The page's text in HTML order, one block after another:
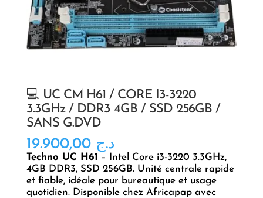
💻 UC CM H61 / CORE I3-3220
3.3GHz / DDR3 4GB / SSD 256GB /
SANS G.DVD
د.ج 19.900,00
Techno UC H61 – Intel Core i3-3220 3.3GHz,
4GB DDR3, SSD 256GB. Unité centrale rapide
et fiable, idéale pour bureautique et usage
quotidien. Disponible chez Africapap avec